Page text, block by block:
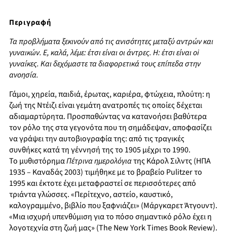
Περιγραφή
Τα προβλήματα ξεκινούν από τις ανισότητες μεταξύ αντρών και
γυναικών. Ε, καλά, λέμε: έτσι είναι οι άντρες. Η: έτσι είναι οi
γυναίκες. Και δεχόμαστε τα διαφορετικά τους επίπεδα στην
ανοησία.
Γάμοι, χηρεία, παιδιά, έρωτας, καριέρα, φτώχεια, πλούτη: η
ζωή της Ντέιζι είναι γεμάτη ανατροπές τις οποίες δέχεται
αδιαμαρτύρητα. Προσπαθώντας να κατανοήσει βαθύτερα
τον ρόλο της στα γεγονότα που τη σημάδεψαν, αποφασίζει
να γράψει την αυτοβιογραφία της: από τις τραγικές
συνθήκες κατά τη γέννησή της το 1905 μέχρι το 1990.
Το μυθιστόρημαΠέτρινα ημερολόγιατης Κάρολ Σιλντς (ΗΠΑ
1935 – Καναδάς 2003) τιμήθηκε με το βραβείο Pulitzer το
1995 και έκτοτε έχει μεταφραστεί σε περισσότερες από
τριάντα γλώσσες. «Περίτεχνο, αστείο, καυστικό,
καλογραμμένο, βιβλίο που ξαφνιάζει» (Μάργκαρετ Άτγουντ).
«Μια ισχυρή υπενθύμιση για το πόσο σημαντικό ρόλο έχει η
λογοτεχνία στη ζωή μας» (The New York Times Book Review).